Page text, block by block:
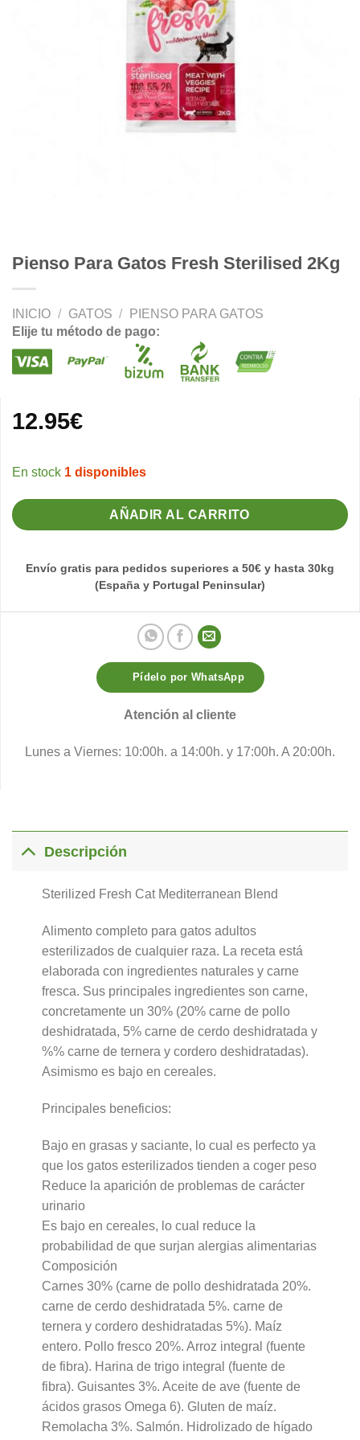
Pienso Para Gatos Fresh Sterilised 2Kg
INICIO / GATOS /
PIENSO PARA GATOS
Elije tu método de pago:
12.95€
1 disponibles
AÑADIR AL CARRITO
Envío gratis para pedidos superiores a 50€ y hasta 30kg
(España y Portugal Peninsular)
Pídelo por WhatsApp
Atención al cliente
Lunes a Viernes: 10:00h. a 14:00h. y 17:00h. A 20:00h.
Descripción
Sterilized Fresh Cat Mediterranean Blend
Alimento completo para gatos adultos
esterilizados de cualquier raza. La receta está
elaborada con ingredientes naturales y carne
fresca. Sus principales ingredientes son carne,
concretamente un 30% (20% carne de pollo
deshidratada, 5% carne de cerdo deshidratada y
%% carne de ternera y cordero deshidratadas).
Asimismo es bajo en cereales.
Principales beneficios:
Bajo en grasas y saciante, lo cual es perfecto ya
que los gatos esterilizados tienden a coger peso
Reduce la aparición de problemas de carácter
urinario
Es bajo en cereales, lo cual reduce la
probabilidad de que surjan alergias alimentarias
Composición
Carnes 30% (carne de pollo deshidratada 20%.
carne de cerdo deshidratada 5%. carne de
ternera y cordero deshidratadas 5%). Maíz
entero. Pollo fresco 20%. Arroz integral (fuente
de fibra). Harina de trigo integral (fuente de
fibra). Guisantes 3%. Aceite de ave (fuente de
ácidos grasos Omega 6). Gluten de maíz.
Remolacha 3%. Salmón. Hidrolizado de hígado